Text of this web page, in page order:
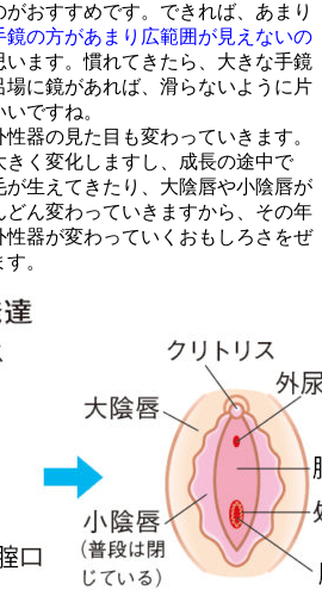
おすすめです。できれば、あまり
鏡の方があまり広範囲が見えないの
います。慣れてきたら、大きな手鏡
場に鏡があれば、滑らないように片
ですね。
器の見た目も変わっていきます。
く変化しますし、成長の途中で
が生えてきたり、大陰唇や小陰唇が
ん変わっていきますから、その年
器が変わっていくおもしろさをぜ
。